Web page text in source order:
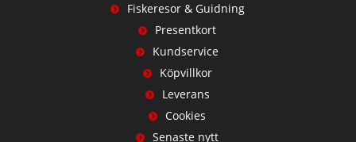
Fiskeresor & Guidning
Presentkort
Kundservice
Köpvillkor
Leverans
Cookies
Senaste nytt